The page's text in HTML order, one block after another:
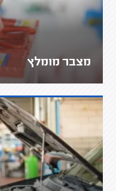
מצבר מומלץ